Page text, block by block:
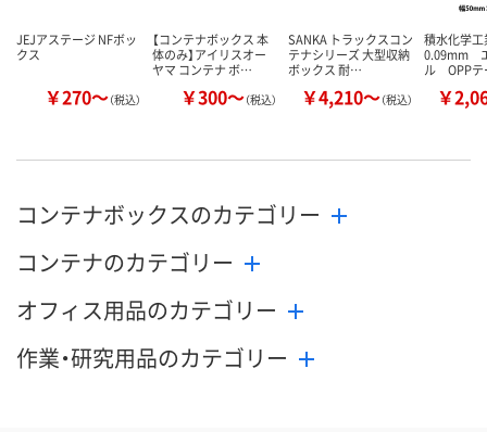
JEJアステージ NFボッ
クス
￥270～（税込）
【コンテナボックス 本
体のみ】アイリスオー
ヤマ コンテナ ボ…
￥300～（税込）
SANKA トラックスコン
テナシリーズ 大型収納
ボックス 耐…
￥4,210～（税込）
積水化学
0.09mm
ル OPP
￥
コンテナボックスのカテゴリー
コンテナのカテゴリー
オフィス用品のカテゴリー
作業・研究用品のカテゴリー